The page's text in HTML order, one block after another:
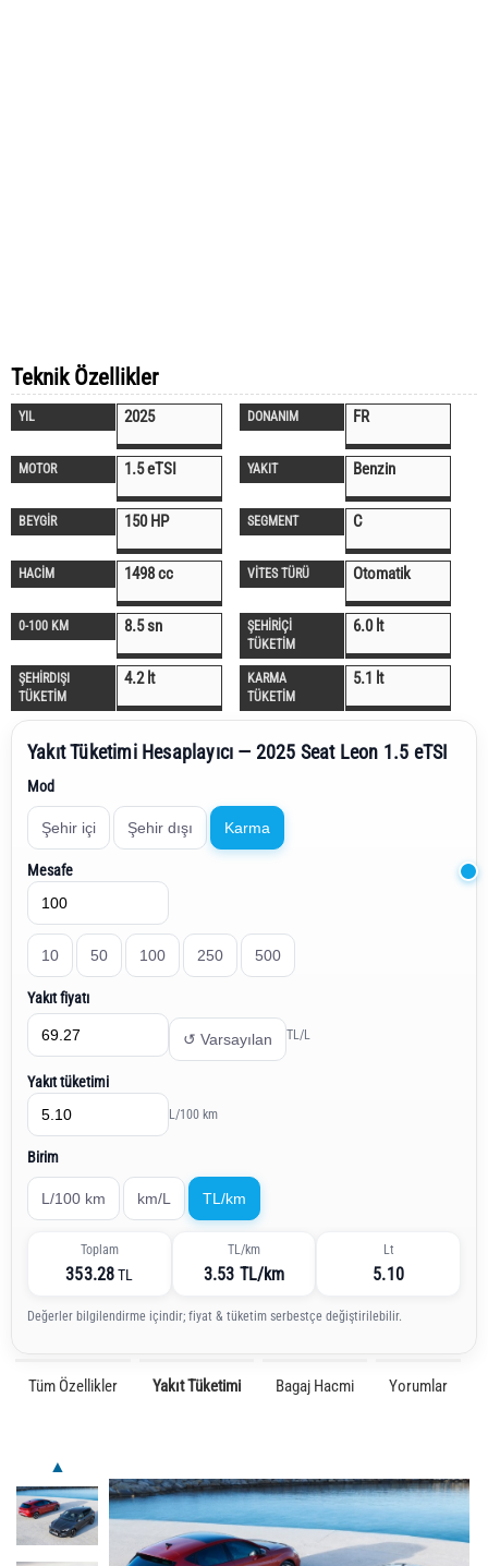
Teknik Özellikler
YIL 2025 DONANIM FR
MOTOR 1.5 eTSI YAKIT Benzin
BEYGİR 150 HP SEGMENT C
HACİM 1498 cc VİTES TÜRÜ Otomatik
0-100 KM 8.5 sn
ŞEHİRİÇİ
TÜKETİM
6.0 lt
ŞEHİRDIŞI
TÜKETİM
4.2 lt
KARMA
TÜKETİM
5.1 lt
Yakıt Tüketimi Hesaplayıcı — 2025 Seat Leon 1.5 eTSI
Mod
Şehir içi Şehir dışı Karma
Mesafe
10 50 100 250 500
Yakıt fiyatı
↺ Varsayılan TL/L
Yakıt tüketimi
L/100 km
Birim
L/100 km km/L TL/km
Toplam
353.28TL
TL/km
3.53 TL/km
Lt
5.10
Değerler bilgilendirme içindir; fiyat & tüketim serbestçe değiştirilebilir.
Tüm Özellikler Yakıt Tüketimi Bagaj Hacmi Yorumlar
▲